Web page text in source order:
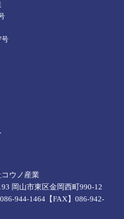
号
ウノ産業
岡山市東区金岡西町990-12
086-944-1464【FAX】086-942-